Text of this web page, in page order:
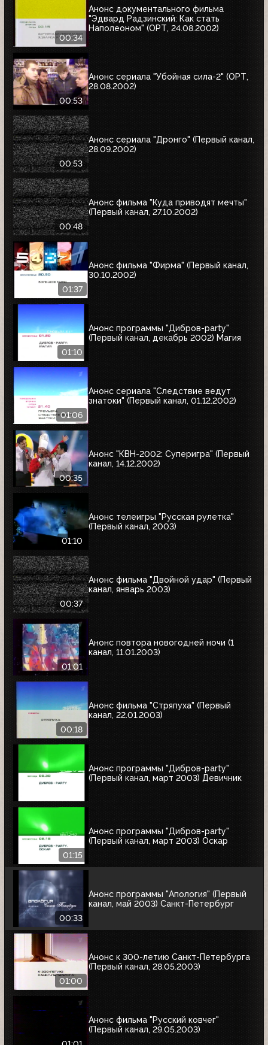
00:34
Анонс документального фильма
"Эдвард Радзинский: Как стать
Наполеоном" (ОРТ, 24.08.2002)
00:53
Анонс сериала "Убойная сила-2" (ОРТ,
28.08.2002)
00:53
Анонс сериала "Дронго" (Первый канал,
28.09.2002)
00:48
Анонс фильма "Куда приводят мечты"
(Первый канал, 27.10.2002)
01:37
Анонс фильма "Фирма" (Первый канал,
30.10.2002)
01:10
Анонс программы "Дибров-party"
(Первый канал, декабрь 2002) Магия
01:06
Анонс сериала "Следствие ведут
знатоки" (Первый канал, 01.12.2002)
00:35
Анонс "КВН-2002: Суперигра" (Первый
канал, 14.12.2002)
01:10
Анонс телеигры "Русская рулетка"
(Первый канал, 2003)
00:37
Анонс фильма "Двойной удар" (Первый
канал, январь 2003)
01:01
Анонс повтора новогодней ночи (1
канал, 11.01.2003)
00:18
Анонс фильма "Стряпуха" (Первый
канал, 22.01.2003)
Анонс программы "Дибров-party"
(Первый канал, март 2003) Девичник
01:15
Анонс программы "Дибров-party"
(Первый канал, март 2003) Оскар
00:33
Анонс программы "Апология" (Первый
канал, май 2003) Cанкт-Петербург
01:00
Анонс к 300-летию Санкт-Петербурга
(Первый канал, 28.05.2003)
Анонс фильма "Русский ковчег"
(Первый канал, 29.05.2003)